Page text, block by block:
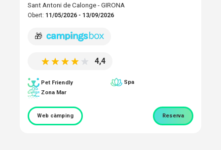
Sant Antoni de Calonge - GIRONA
Obert: 11/05/2026 - 13/09/2026
🎁
4,4
Pet Friendly
Spa
Zona Mar
Web càmping Reserva